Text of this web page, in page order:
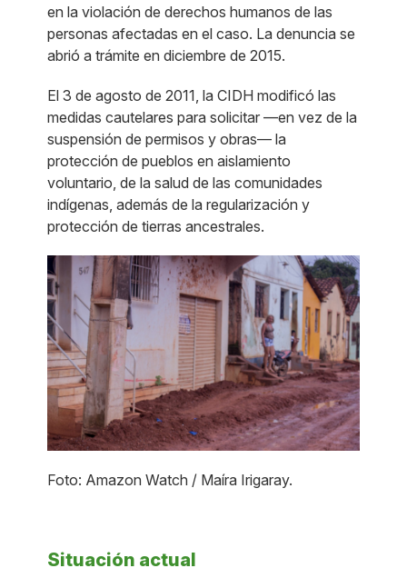
en la violación de derechos humanos de las
personas afectadas en el caso. La denuncia se
abrió a trámite en diciembre de 2015.
El 3 de agosto de 2011, la CIDH modificó las
medidas cautelares para solicitar —en vez de la
suspensión de permisos y obras— la
protección de pueblos en aislamiento
voluntario, de la salud de las comunidades
indígenas, además de la regularización y
protección de tierras ancestrales.
Foto: Amazon Watch / Maíra Irigaray.
Situación actual